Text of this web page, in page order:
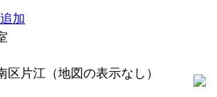
加
区片江（地図の表示なし）